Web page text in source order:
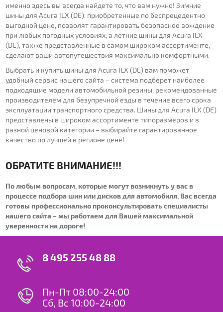
именно здесь вы всегда найдете то, что вам нужно! Зимние
шины для Acura ILX (DE), приобретенные по беспрецедентно
выгодной цене, позволят гарантировать безопасное вождение
при любых погодных условиях, а летние шины для Acura ILX
(DE), также представленные в самом широком ассортименте,
сделают ваши автопутешествия максимально комфортными.
Выбрать и купить шины для Acura ILX (DE) вам поможет
удобный сервис нашего сайта – система подберет наиболее
подходящие модели автомобильной резины, рекомендованные
производителем для безупречной езды в течение всего срока
эксплуатации транспортного средства. Шины для Acura ILX (DE)
представлены в широком ассортименте типоразмеров и в
разной ценовой категории – выбирайте гарантированное
качество по лучшей в регионе цене!
ОБРАТИТЕ ВНИМАНИЕ!!!
По любым вопросам, которые могут возникнуть у вас в
процессе подбора шин или дисков для автомобиля, Вас всегда
готовы профессионально проконсультировать специалисты
нашего сайта – мы работаем для Вашей максимальной
уверенности на дороге!
8 495 255 48 88
Пн-Пт 08:00-24:00
Сб, Вс 10:00-24:00